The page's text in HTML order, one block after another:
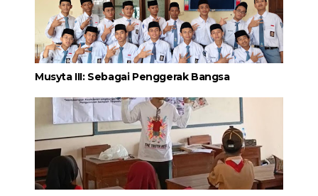
Musyta III: Sebagai Penggerak Bangsa